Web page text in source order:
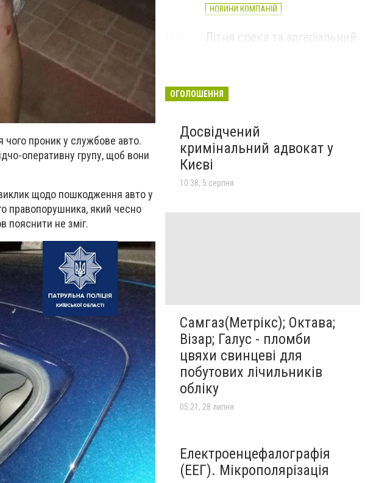
чого проник у службове авто.
оперативну групу, щоб вони
виклик щодо пошкодження авто у
правопорушника, який чесно
пояснити не зміг.
НОВИНИ КОМПАНІЙ
Літня спека та артеріальний
ОГОЛОШЕННЯ
Досвідчений
кримінальний адвокат у
Києві
10:38, 5 серпня
Самгаз(Метрікс); Октава;
Візар; Галус - пломби
цвяхи свинцеві для
побутових лічильників
обліку
05:21, 28 липня
Електроенцефалографія
(ЕЕГ). Мікрополярізація